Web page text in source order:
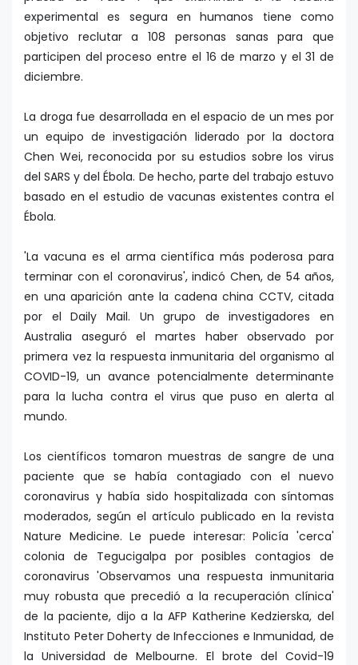
experimental es segura en humanos tiene como
objetivo reclutar a 108 personas sanas para que
participen del proceso entre el 16 de marzo y el 31 de
diciembre.
La droga fue desarrollada en el espacio de un mes por
un equipo de investigación liderado por la doctora
Chen Wei, reconocida por su estudios sobre los virus
del SARS y del Ébola. De hecho, parte del trabajo estuvo
basado en el estudio de vacunas existentes contra el
Ébola.
'La vacuna es el arma científica más poderosa para
terminar con el coronavirus', indicó Chen, de 54 años,
en una aparición ante la cadena china CCTV, citada
por el Daily Mail. Un grupo de investigadores en
Australia aseguró el martes haber observado por
primera vez la respuesta inmunitaria del organismo al
COVID- 19, un avance potencialmente determinante
para la lucha contra el virus que puso en alerta al
mundo.
Los científicos tomaron muestras de sangre de una
paciente que se había contagiado con el nuevo
coronavirus y había sido hospitalizada con síntomas
moderados, según el artículo publicado en la revista
Nature Medicine. Le puede interesar: Policía 'cerca'
colonia de Tegucigalpa por posibles contagios de
coronavirus 'Observamos una respuesta inmunitaria
muy robusta que precedió a la recuperación clínica'
de la paciente, dijo a la AFP Katherine Kedzierska, del
Instituto Peter Doherty de Infecciones e Inmunidad, de
la Universidad de Melbourne. El brote del Covid-19